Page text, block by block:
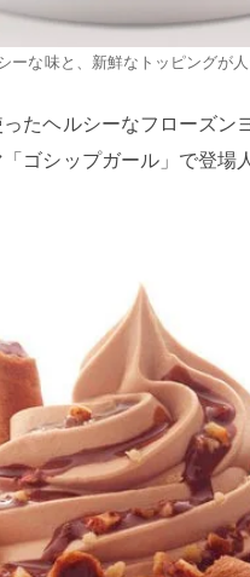
ーな味と、新鮮なトッピングが
たヘルシーなフローズン
ゴシップガール」で登